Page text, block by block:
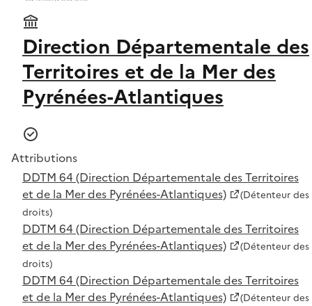
Direction Départementale des
Territoires et de la Mer des
Pyrénées-Atlantiques
Attributions
DDTM 64 (Direction Départementale des Territoires
et de la Mer des Pyrénées-Atlantiques)
(Détenteur des
droits)
DDTM 64 (Direction Départementale des Territoires
et de la Mer des Pyrénées-Atlantiques)
(Détenteur des
droits)
DDTM 64 (Direction Départementale des Territoires
et de la Mer des Pyrénées-Atlantiques)
(Détenteur des